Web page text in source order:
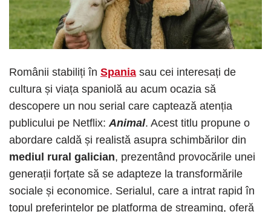
Românii stabiliți în Spania sau cei interesați de
cultura și viața spaniolă au acum ocazia să
descopere un nou serial care captează atenția
publicului pe Netflix: Animal. Acest titlu propune o
abordare caldă și realistă asupra schimbărilor din
mediul rural galician, prezentând provocările unei
generații forțate să se adapteze la transformările
sociale și economice. Serialul, care a intrat rapid în
topul preferințelor pe platforma de streaming, oferă